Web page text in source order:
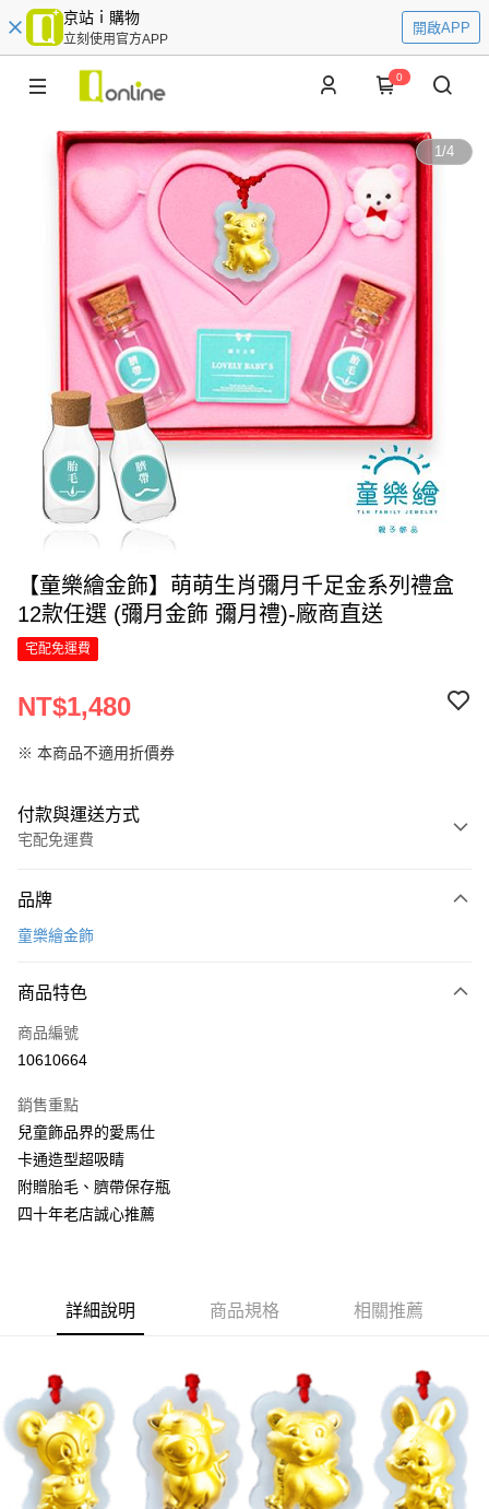
京站ｉ購物
立刻使用官方APP
開啟APP
0
1/4
【童樂繪金飾】萌萌生肖彌月千足金系列禮盒
12款任選 (彌月金飾 彌月禮)-廠商直送
宅配免運費
NT$1,480
※ 本商品不適用折價券
付款與運送方式
宅配免運費
信用卡一次付款
6 期 0 利率 每期
合作金庫商業銀行
上海商業儲蓄銀行
臺灣中小企業銀行
匯豐（台灣）商業銀行
聯邦商業銀行
元大商業銀行
玉山商業銀行
LINE Pay
Apple Pay
街口支付
悠遊付
Google Pay
相關說明
【大哥付你分期使用說明】
流程，驗證手機門號後，選擇欲分期的期數、繳款截止日，確認付款後即完
成交易。
3.實際核准額度、可分期數及費用金額請依後續交易確認頁面所載為準。
4.訂單成立30分鐘內，如未前往確認交易或遇審核未通過，訂單將自動取
消。如遇「轉專審核」未通過狀況，表示未達大哥付你分期系統評分，恕無
法說明評估內容。
【繳款方式說明】
AFTEE先享後付
【關於「AFTEE先享後付」】
AFTEE先享後付是「在收到商品之後才付款」的支付方式。 讓您購物簡單
便利好安心！
１．簡單：不需註冊會員、不需綁卡、不需儲值。
２．便利：只要手機號碼，簡訊認證，即可結帳。
３．安心：先確認商品／服務後，再付款。
ATM付款
運送方式
免運優惠
品牌
童樂繪金飾
商品特色
商品編號
10610664
銷售重點
兒童飾品界的愛馬仕
卡通造型超吸睛
附贈胎毛、臍帶保存瓶
四十年老店誠心推薦
詳細說明 商品規格 相關推薦